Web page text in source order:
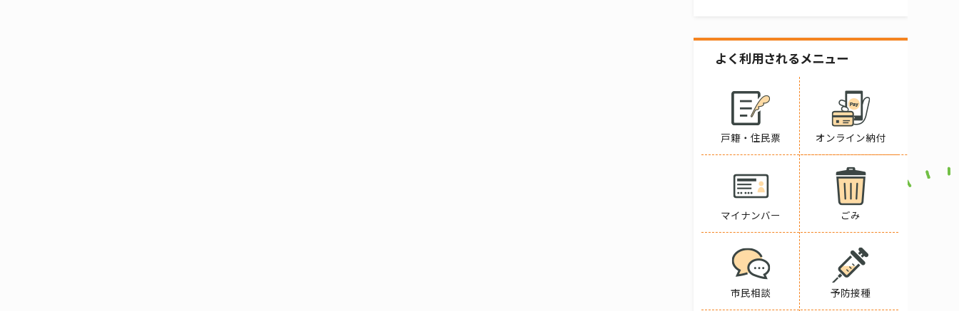
よく利用されるメニュー
戸籍・住民票 オンライン納付
マイナンバー ごみ
市民相談 予防接種